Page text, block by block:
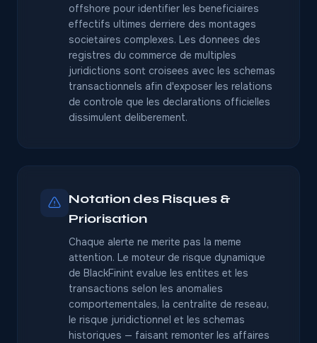
offshore pour identifier les beneficiaires
effectifs ultimes derriere des montages
societaires complexes. Les donnees des
registres du commerce de multiples
juridictions sont croisees avec les schemas
transactionnels afin d'exposer les relations
de controle que les declarations officielles
dissimulent deliberement.
Notation des Risques &
Priorisation
Chaque alerte ne merite pas la meme
attention. Le moteur de risque dynamique
de BlackFinint evalue les entites et les
transactions selon les anomalies
comportementales, la centralite de reseau,
le risque juridictionnel et les schemas
historiques — faisant remonter les affaires